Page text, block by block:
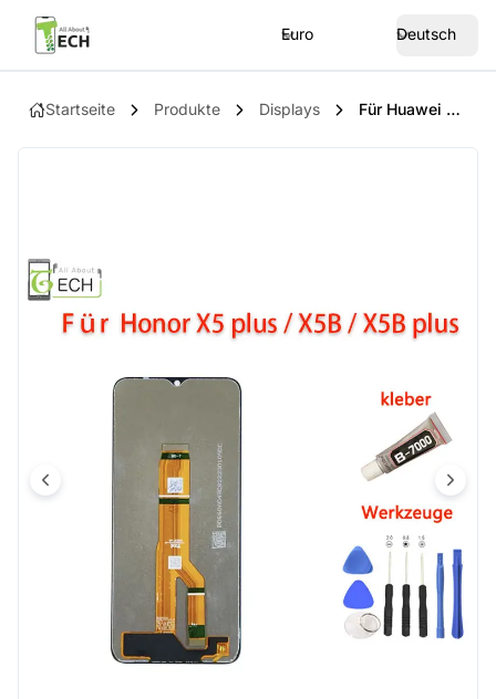
Euro Deutsch
Startseite Produkte Displays Für Huawei Honor X5 Plus X5B/X5B Plus WOD-LX1 LCD Display Touchscreen Bildschirm